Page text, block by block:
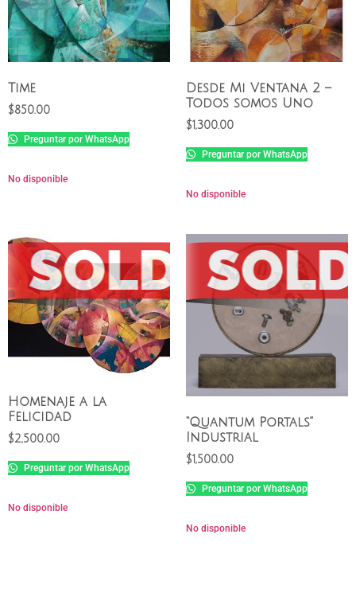
Time
$850.00
Preguntar por WhatsApp
No disponible
Desde Mi Ventana 2 –
Todos somos Uno
$1,300.00
Preguntar por WhatsApp
No disponible
Homenaje a la
Felicidad
$2,500.00
Preguntar por WhatsApp
No disponible
“Quantum Portals”
Industrial
$1,500.00
Preguntar por WhatsApp
No disponible